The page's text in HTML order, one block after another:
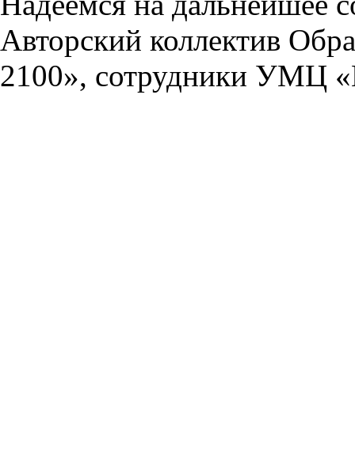
Авторский коллектив
2100», сотрудники УМЦ